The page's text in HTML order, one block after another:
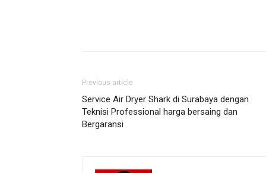
Previous article
Service Air Dryer Shark di Surabaya dengan
Teknisi Professional harga bersaing dan
Bergaransi